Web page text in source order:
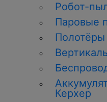
Робот-
Паровые
Полотёры
Керхер